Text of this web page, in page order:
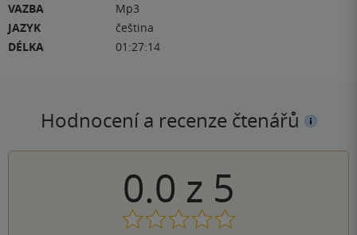
VAZBA
Mp3
JAZYK
čeština
DÉLKA
01:27:14
Hodnocení a recenze čtenářů
0.0 z 5